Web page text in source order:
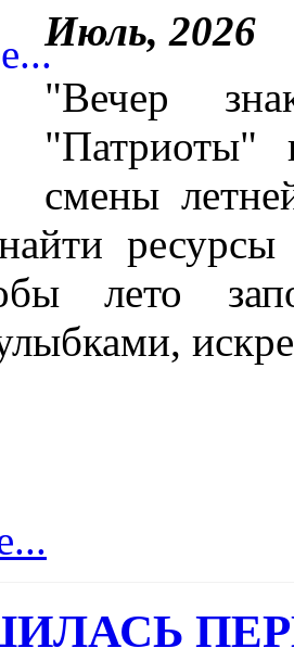
Июль, 2026
"Вечер
"Патриоты"
смены
лето